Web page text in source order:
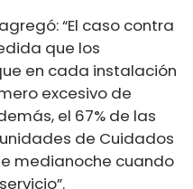
“El caso contra
que los
en cada instalación
excesivo de
el 67% de las
de Cuidados
medianoche cuando